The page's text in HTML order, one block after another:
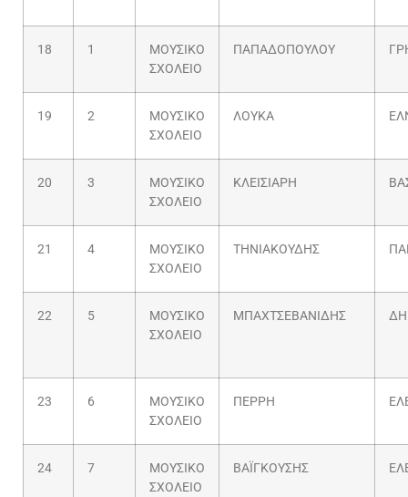
18 1
ΜΟΥΣΙΚΟ
ΣΧΟΛΕΙΟ
ΠΑΠΑΔΟΠΟΥΛΟΥ
19 2
ΜΟΥΣΙΚΟ
ΣΧΟΛΕΙΟ
ΛΟΥΚΑ
20 3
ΜΟΥΣΙΚΟ
ΣΧΟΛΕΙΟ
ΚΛΕΙΣΙΑΡΗ
21 4
ΜΟΥΣΙΚΟ
ΣΧΟΛΕΙΟ
ΤΗΝΙΑΚΟΥΔΗΣ
22 5
ΜΟΥΣΙΚΟ
ΣΧΟΛΕΙΟ
ΜΠΑΧΤΣΕΒΑΝΙΔΗΣ
23 6
ΜΟΥΣΙΚΟ
ΣΧΟΛΕΙΟ
ΠΕΡΡΗ
24 7
ΜΟΥΣΙΚΟ
ΣΧΟΛΕΙΟ
ΒΑΪΓΚΟΥΣΗΣ